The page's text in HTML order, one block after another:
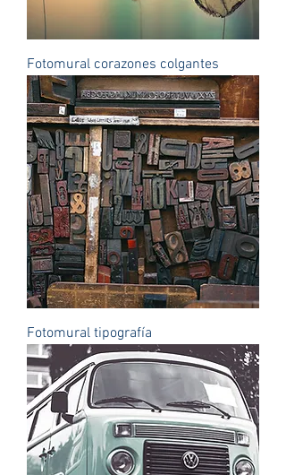
Fotomural corazones colgantes
Fotomural tipografía